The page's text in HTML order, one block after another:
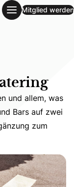
Mitglied werden
und allem, was
und allem, was
Bars auf zwei
zum